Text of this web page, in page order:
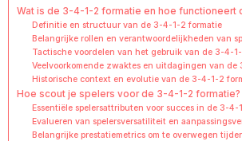
Wat is de 3-4-1-2 formatie en hoe functioneert
Definitie en structuur van de 3-4-1-2 formatie
Belangrijke rollen en verantwoordelijkheden van
Tactische voordelen van het gebruik van de 3-4-
Veelvoorkomende zwaktes en uitdagingen van de
Historische context en evolutie van de 3-4-1-2
Hoe scout je spelers voor de 3-4-1-2 formatie?
Essentiële spelersattributen voor succes in de 3-4-
Evalueren van spelersversatiliteit en
Belangrijke prestatiemetrics om te overwegen